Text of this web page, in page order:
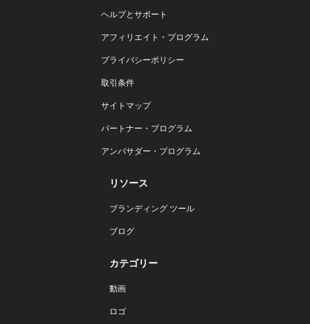
ヘルプとサポート
アフィリエイト・プログラム
プライバシーポリシー
取引条件
サイトマップ
パートナー・プログラム
アンバサダー・プログラム
リソース
ブランディング ツール
ブログ
カテゴリー
動画
ロゴ